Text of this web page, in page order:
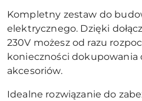
Kompletny zestaw do
elektrycznego. Dzięki
230V możesz od razu
konieczności
akcesoriów.
Idealne rozwiązanie do